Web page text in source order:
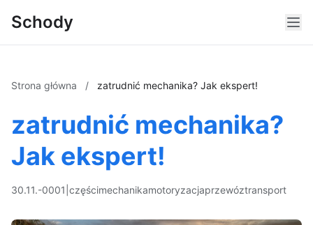
Schody
Strona główna / zatrudnić mechanika? Jak ekspert!
zatrudnić mechanika?
Jak ekspert!
30.11.-0001 częścimechanikamotoryzacjaprzewóztransport